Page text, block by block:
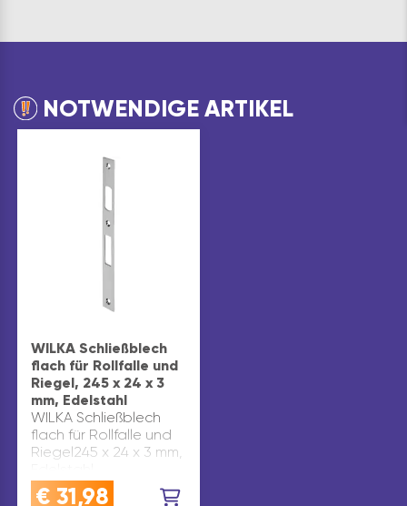
NOTWENDIGE ARTIKEL
WILKA Schließblech
flach für Rollfalle und
Riegel, 245 x 24 x 3
mm, Edelstahl
WILKA Schließblech
flach für Rollfalle und
Riegel245 x 24 x 3 mm,
€ 31,98